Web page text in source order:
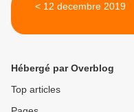
< 12 decembre 2019
Hébergé par Overblog
Top articles